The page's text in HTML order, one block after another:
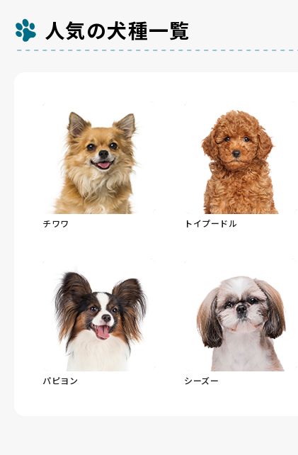
人気の犬種一覧
チワワ トイプードル
パピヨン シーズー